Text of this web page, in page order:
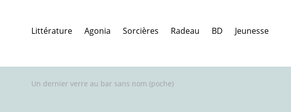
Littérature Agonia Sorcières Radeau BD Jeunesse
Un dernier verre au bar sans nom (poche)